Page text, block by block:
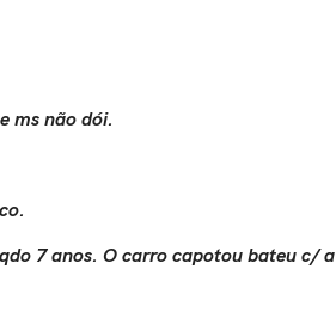
ms não dói.
7 anos. O carro capotou bateu c/ a